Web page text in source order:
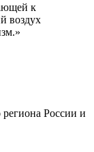
к
воздух
России и